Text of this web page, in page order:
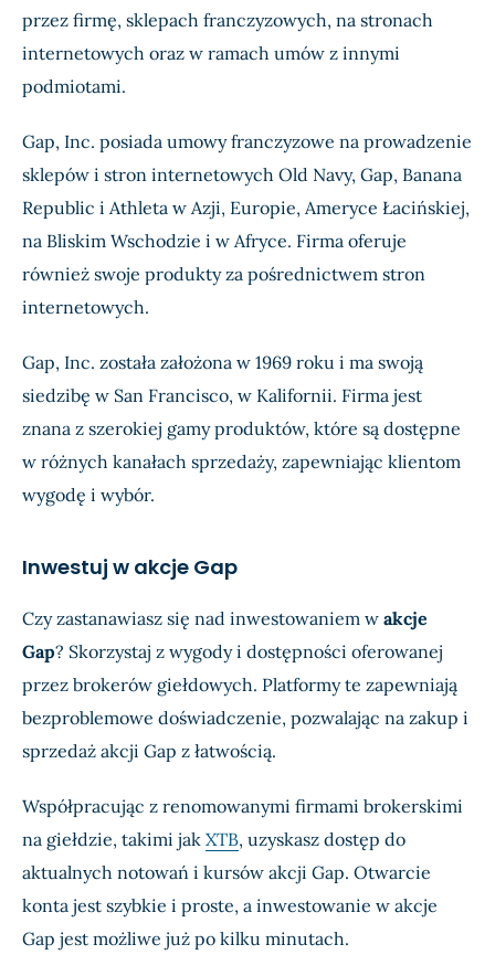
przez firmę, sklepach franczyzowych, na stronach
internetowych oraz w ramach umów z innymi
podmiotami.
Gap, Inc. posiada umowy franczyzowe na prowadzenie
sklepów i stron internetowych Old Navy, Gap, Banana
Republic i Athleta w Azji, Europie, Ameryce Łacińskiej,
na Bliskim Wschodzie i w Afryce. Firma oferuje
również swoje produkty za pośrednictwem stron
internetowych.
Gap, Inc. została założona w 1969 roku i ma swoją
siedzibę w San Francisco, w Kalifornii. Firma jest
znana z szerokiej gamy produktów, które są dostępne
w różnych kanałach sprzedaży, zapewniając klientom
wygodę i wybór.
Inwestuj w akcje Gap
Czy zastanawiasz się nad inwestowaniem w akcje
Gap? Skorzystaj z wygody i dostępności oferowanej
przez brokerów giełdowych. Platformy te zapewniają
bezproblemowe doświadczenie, pozwalając na zakup i
sprzedaż akcji Gap z łatwością.
Współpracując z renomowanymi firmami brokerskimi
na giełdzie, takimi jak XTB, uzyskasz dostęp do
aktualnych notowań i kursów akcji Gap. Otwarcie
konta jest szybkie i proste, a inwestowanie w akcje
Gap jest możliwe już po kilku minutach.